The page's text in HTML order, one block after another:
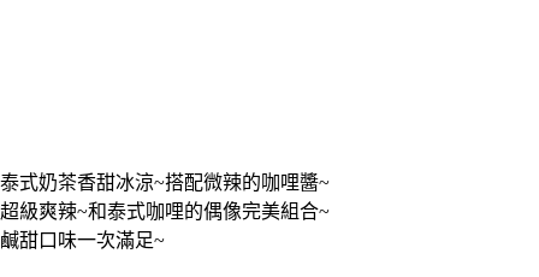
泰式奶茶香甜冰涼~搭配微辣的咖哩醬~
超級爽辣~和泰式咖哩的偶像完美組合~
鹹甜口味一次滿足~